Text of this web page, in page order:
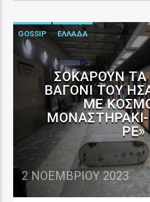
GOSSIP ΕΛΛΑΔΑ
ΣΟΚΆΡΟΥΝ ΤΑ
ΒΑΓΌΝΙ ΤΟΥ
ΜΕ
ΡΕ»
2 ΝΟΕΜΒΡΊΟΥ 2023